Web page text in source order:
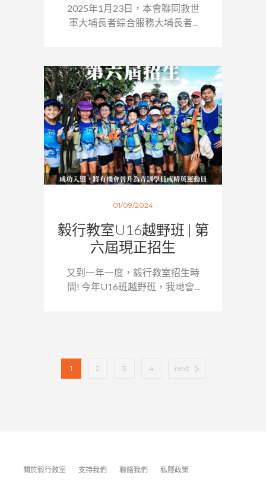
2025年1月23日，本會聯同救世
軍大埔長者綜合服務大埔長者...
01/09/2024
毅行教室U16越野班 | 第
六屆現正招生
又到一年一度，毅行教室招生時
間! 今年U16班越野班，我哋會...
1 2 3 4 next
關於毅行教室 支持我們 聯絡我們 私隱政策